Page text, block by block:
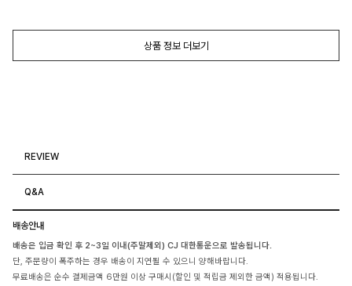
상품 정보 더보기
REVIEW
Q&A
배송안내
배송은 입금 확인 후 2~3일 이내(주말제외) CJ 대한통운으로 발송됩니다.
단, 주문량이 폭주하는 경우 배송이 지연될 수 있으니 양해바랍니다.
무료배송은 순수 결제금액 6만원 이상 구매시(할인 및 적립금 제외한 금액) 적용됩니다.